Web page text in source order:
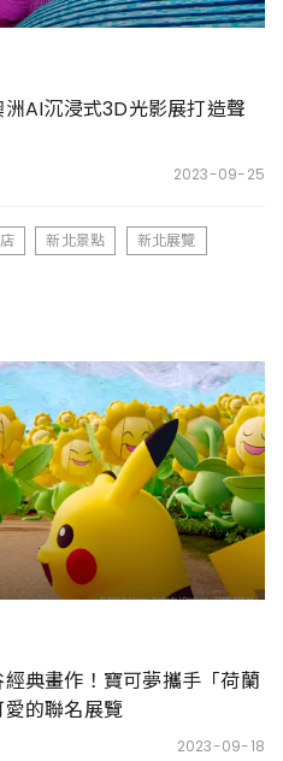
AI沉浸式3D光影展打造聲
2023-09-25
新北景點
新北展覽
典畫作！寶可夢攜手「荷蘭
的聯名展覽
2023-09-18